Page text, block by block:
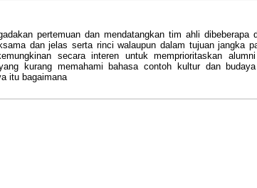
pertemuan dan mendatangkan tim ahli dibeberapa
dan jelas serta rinci walaupun dalam tujuan jangka
secara interen untuk memprioritaskan
kurang memahami bahasa contoh kultur dan
itu bagaimana